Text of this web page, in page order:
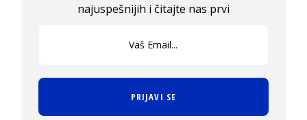
najuspešnijih i čitajte nas prvi
PRIJAVI SE